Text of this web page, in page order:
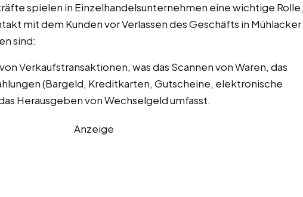
spielen in Einzelhandelsunternehmen eine wichtige Rolle,
mit dem Kunden vor Verlassen des Geschäfts in Mühlacker
sind:
Verkaufstransaktionen, was das Scannen von Waren, das
(Bargeld, Kreditkarten, Gutscheine, elektronische
Herausgeben von Wechselgeld umfasst.
Anzeige